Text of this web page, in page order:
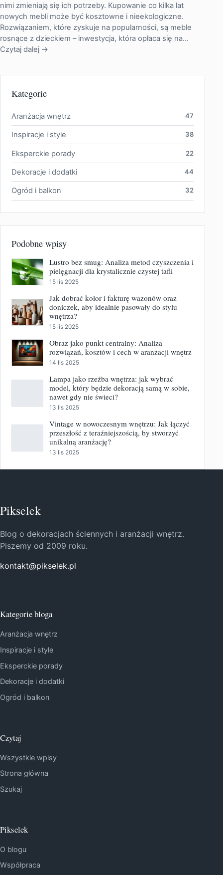
nimi zmieniają się ich potrzeby. Kupowanie co kilka lat
nowych mebli może być kosztowne i nieekologiczne.
Rozwiązaniem, które zyskuje na popularności, są meble
rosnące z dzieckiem – inwestycja, która opłaca się na…
Czytaj dalej →
Kategorie
Aranżacja wnętrz 47
Inspiracje i style 38
Eksperckie porady 22
Dekoracje i dodatki 44
Ogród i balkon 32
Podobne wpisy
Lustro bez smug: Analiza metod czyszczenia i
pielęgnacji dla krystalicznie czystej tafli
15 lis 2025
Jak dobrać kolor i fakturę wazonów oraz
doniczek, aby idealnie pasowały do stylu
wnętrza?
15 lis 2025
Obraz jako punkt centralny: Analiza
rozwiązań, kosztów i cech w aranżacji wnętrz
14 lis 2025
Lampa jako rzeźba wnętrza: jak wybrać
model, który będzie dekoracją samą w sobie,
nawet gdy nie świeci?
13 lis 2025
Vintage w nowoczesnym wnętrzu: Jak łączyć
przeszłość z teraźniejszością, by stworzyć
unikalną aranżację?
13 lis 2025
Pikselek
Blog o dekoracjach ściennych i aranżacji wnętrz.
Piszemy od 2009 roku.
kontakt@pikselek.pl
Kategorie bloga
Aranżacja wnętrz
Inspiracje i style
Eksperckie porady
Dekoracje i dodatki
Ogród i balkon
Czytaj
Wszystkie wpisy
Strona główna
Szukaj
Pikselek
O blogu
Współpraca